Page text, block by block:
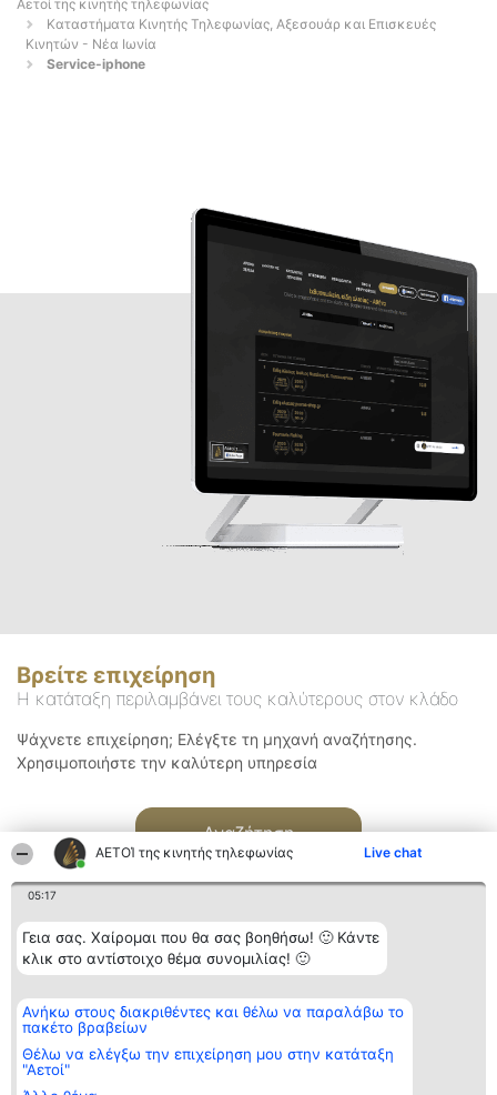
ΑΕΤΟΊ της κινητής τηλεφωνίας Live chat
05:17
Γεια σας. Χαίρομαι που θα σας βοηθήσω! 🙂 Κάντε
κλικ στο αντίστοιχο θέμα συνομιλίας! 🙂
Ανήκω στους διακριθέντες και θέλω να παραλάβω το
πακέτο βραβείων
Θέλω να ελέγξω την επιχείρηση μου στην κατάταξη
"Αετοί"
Αετοί της κινητής τηλεφωνίας
Καταστήματα Κινητής Τηλεφωνίας, Αξεσουάρ και Επισκευές
Κινητών - Νέα Ιωνία
Service-iphone
Βρείτε επιχείρηση
Η κατάταξη περιλαμβάνει τους καλύτερους στον κλάδο
Ψάχνετε επιχείρηση; Ελέγξτε τη μηχανή αναζήτησης.
Χρησιμοποιήστε την καλύτερη υπηρεσία
Αναζήτηση
Διοργανωτής της
κατάταξης
BEAUTIFUL COMPANY
ΤΗΛ. ΕΠΙΚΟΙΝΩΝΙΑΣ:
2104128019
Κατάταξη
Διακριθέντες
των
διακριθέντων
Επικοινωνία
Επικοινωνία